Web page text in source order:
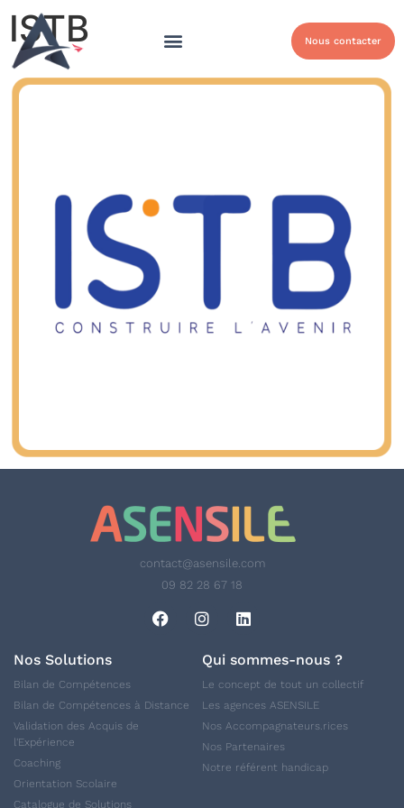
Nous contacter
ISTB
contact@asensile.com
09 82 28 67 18
Nos Solutions
Bilan de Compétences
Bilan de Compétences à Distance
Validation des Acquis de
l'Expérience
Coaching
Orientation Scolaire
Catalogue de Solutions
Qui sommes-nous ?
Le concept de tout un collectif
Les agences ASENSILE
Nos Accompagnateurs.rices
Nos Partenaires
Notre référent handicap